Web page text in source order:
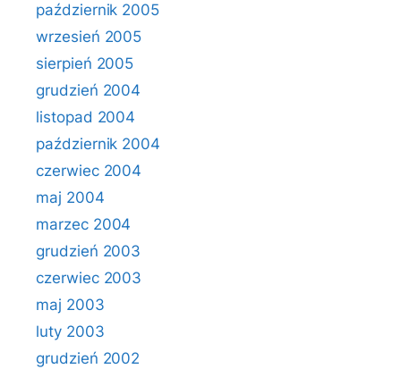
październik 2005
wrzesień 2005
sierpień 2005
grudzień 2004
listopad 2004
październik 2004
czerwiec 2004
maj 2004
marzec 2004
grudzień 2003
czerwiec 2003
maj 2003
luty 2003
grudzień 2002